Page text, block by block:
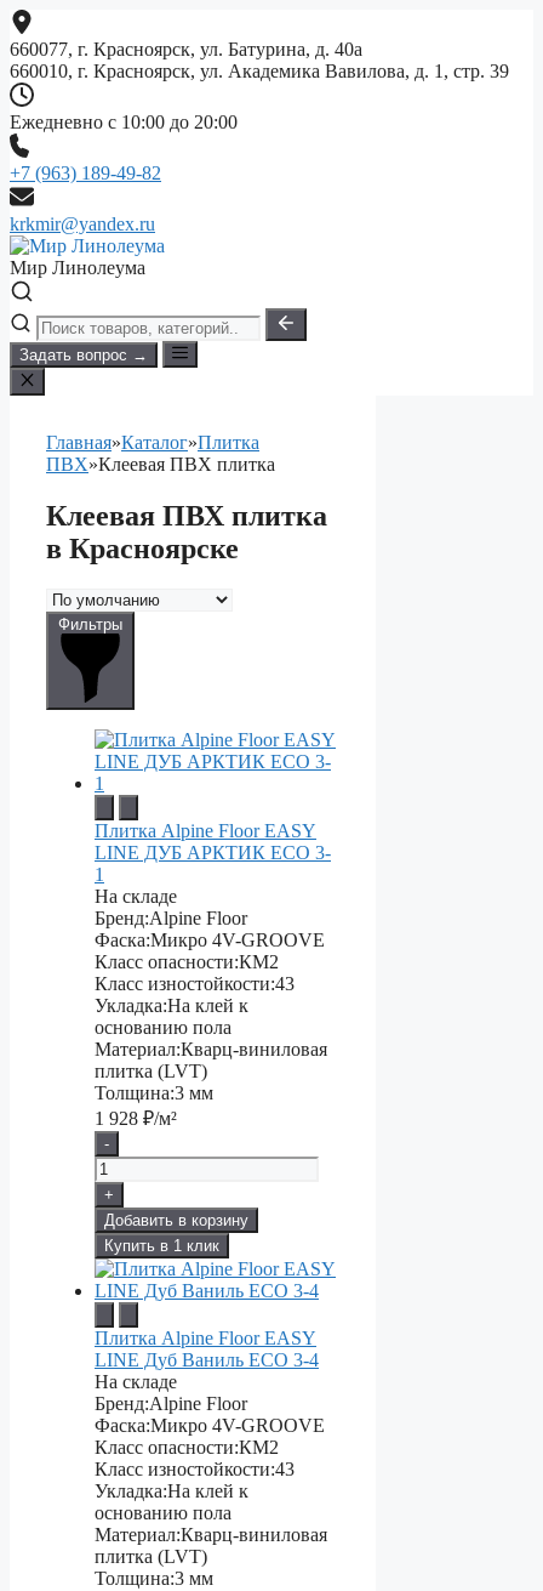
Перейти
к
содержимому
660077, г. Красноярск, ул. Батурина, д. 40а
660010, г. Красноярск, ул. Академика Вавилова, д. 1, стр. 39
Ежедневно с 10:00 до 20:00
+7 (963) 189-49-82
krkmir@yandex.ru
Мир Линолеума
Задать вопрос →
Главная»Каталог»Плитка
ПВХ»Клеевая ПВХ плитка
Клеевая ПВХ плитка
в Красноярске
Фильтры
Плитка Alpine Floor EASY
LINE ДУБ АРКТИК ЕСО 3-
1
На складе
Бренд:Alpine Floor
Фаска:Микро 4V-GROOVE
Класс опасности:КМ2
Класс изностойкости:43
Укладка:На клей к
основанию пола
Материал:Кварц-виниловая
плитка (LVT)
Толщина:3 мм
1 928 ₽/м²
-
+
Добавить в корзину
Купить в 1 клик
Плитка Alpine Floor EASY
LINE Дуб Ваниль ЕСО 3-4
На складе
Бренд:Alpine Floor
Фаска:Микро 4V-GROOVE
Класс опасности:КМ2
Класс изностойкости:43
Укладка:На клей к
основанию пола
Материал:Кварц-виниловая
плитка (LVT)
Толщина:3 мм